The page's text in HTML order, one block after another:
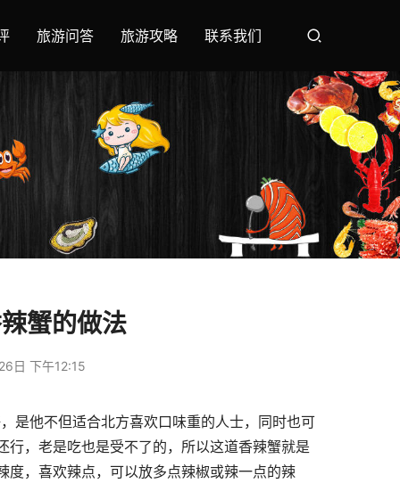
旅游问答 旅游攻略 联系我们
蟹的做法
日 下午12:15
是他不但适合北方喜欢口味重的人士，同时也可
，老是吃也是受不了的，所以这道香辣蟹就是
度，喜欢辣点，可以放多点辣椒或辣一点的辣